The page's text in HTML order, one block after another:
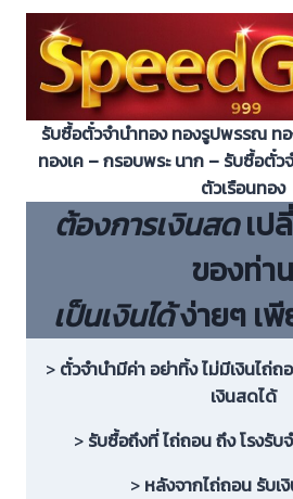
รับซื้อตั๋วจำนำทอง ทองรูปพรรณ ท
ทองเค – กรอบพระ นาก – รับซื้อตั๋
ตัวเรือนทอง
ต้องการเงินสดเป
ของท่าน
เป็นเงินได้ง่ายๆ เพี
> ตั๋วจำนำมีค่า อย่าทิ้ง ไม่มีเงินไถ่
เงินสดได้
> รับซื้อถึงที่ ไถ่ถอน ถึง โรงรับ
> หลังจากไถ่ถอน รับ